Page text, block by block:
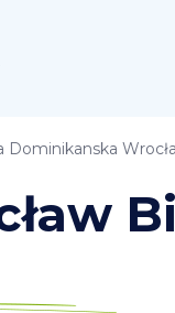
Dominikanska